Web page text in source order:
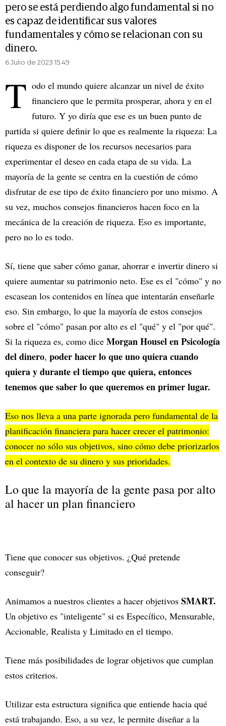
pero se está perdiendo algo fundamental si no
es capaz de identificar sus valores
fundamentales y cómo se relacionan con su
dinero.
6 Julio de 2023 15.49
T odo el mundo quiere alcanzar un nivel de éxito
financiero que le permita prosperar, ahora y en el
futuro. Y yo diría que ese es un buen punto de
partida si quiere definir lo que es realmente la riqueza: La
riqueza es disponer de los recursos necesarios para
experimentar el deseo en cada etapa de su vida. La
mayoría de la gente se centra en la cuestión de cómo
disfrutar de ese tipo de éxito financiero por uno mismo. A
su vez, muchos consejos financieros hacen foco en la
mecánica de la creación de riqueza. Eso es importante,
pero no lo es todo.
Sí, tiene que saber cómo ganar, ahorrar e invertir dinero si
quiere aumentar su patrimonio neto. Ese es el "cómo" y no
escasean los contenidos en línea que intentarán enseñarle
eso. Sin embargo, lo que la mayoría de estos consejos
sobre el "cómo" pasan por alto es el "qué" y el "por qué".
Si la riqueza es, como dice Morgan Housel en Psicología
del dinero, poder hacer lo que uno quiera cuando
quiera y durante el tiempo que quiera, entonces
tenemos que saber lo que queremos en primer lugar.
Eso nos lleva a una parte ignorada pero fundamental de la
planificación financiera para hacer crecer el patrimonio:
conocer no sólo sus objetivos, sino cómo debe priorizarlos
en el contexto de su dinero y sus prioridades.
Lo que la mayoría de la gente pasa por alto
al hacer un plan financiero
Tiene que conocer sus objetivos. ¿Qué pretende
conseguir?
Animamos a nuestros clientes a hacer objetivos SMART.
Un objetivo es "inteligente" si es Específico, Mensurable,
Accionable, Realista y Limitado en el tiempo.
Tiene más posibilidades de lograr objetivos que cumplan
estos criterios.
Utilizar esta estructura significa que entiende hacia qué
está trabajando. Eso, a su vez, le permite diseñar a la